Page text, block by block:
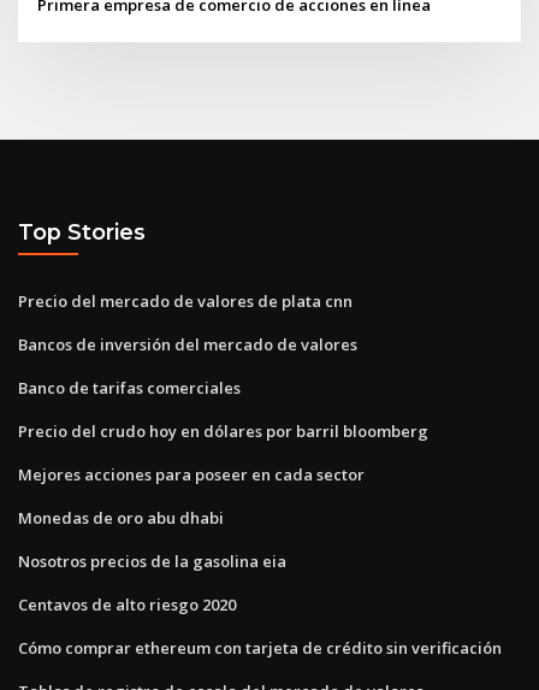
Primera empresa de comercio de acciones en línea
Top Stories
Precio del mercado de valores de plata cnn
Bancos de inversión del mercado de valores
Banco de tarifas comerciales
Precio del crudo hoy en dólares por barril bloomberg
Mejores acciones para poseer en cada sector
Monedas de oro abu dhabi
Nosotros precios de la gasolina eia
Centavos de alto riesgo 2020
Cómo comprar ethereum con tarjeta de crédito sin verificación